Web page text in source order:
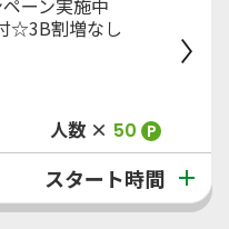
ーン実施中
☆3B割増なし
人数 × 50 P
スタート時間